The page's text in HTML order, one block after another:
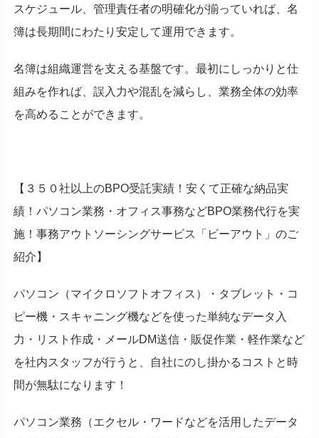
スケジュール、管理責任者の明確化が揃っていれば、名
簿は長期間にわたり安定して運用できます。
名簿は組織運営を支える基盤です。最初にしっかりと仕
組みを作れば、誤入力や混乱を減らし、業務全体の効率
を高めることができます。
【３５０社以上のBPO受託実績！安くて正確な納品実
績！パソコン業務・オフィス事務などBPO業務代行を実
施！事務アウトソーシングサービス「ビーアウト」のご
紹介】
パソコン（マイクロソフトオフィス）・タブレット・コ
ピー機・スキャニング機などを使った単純なデータ入
力・リスト作成・メールDM送信・販促作業・軽作業など
を社内スタッフが行うと、自社にのし掛かるコストと時
間が無駄になります！
パソコン業務（エクセル・ワードなどを活用したデータ